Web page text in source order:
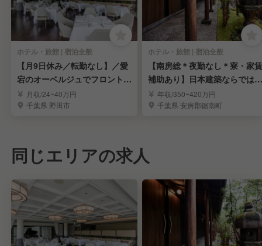
ホテル・旅館 | 宿泊全般
【月9日休み／転勤なし】／愛
宕のオーベルジュでフロントス
タッフを募集
月収/24~40万円
千葉県 野田市
ホテル・旅館 | 宿泊全般
【南房総＊夜勤なし＊寮・家賃
補助あり】日本建築ならではの
趣×現代的な快適さ
年収/350~420万円
千葉県 安房郡鋸南町
同じエリアの求人